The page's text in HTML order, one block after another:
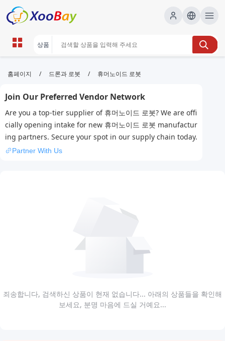
휴머노이드 로봇 | XOOBAY B2B/B2C
휴머노이드 로봇,로봇 기술,인공지능 로봇, wholesale
휴머노이드 로봇, XOOBAY
휴머노이드 로봇의 특징과 활용 분야 및 최신 기술 동향을 간단히 소개합
니다.
홈페이지 / 드론과 로봇 / 휴머노이드 로봇
Join Our Preferred Vendor Network
Are you a top-tier supplier of 휴머노이드 로봇? We are offi
cially opening intake for new 휴머노이드 로봇 manufactur
ing partners. Secure your spot in our supply chain today.
Partner With Us
죄송합니다, 검색하신 상품이 현재 없습니다... 아래의 상품들을 확인해
보세요, 분명 마음에 드실 거예요...